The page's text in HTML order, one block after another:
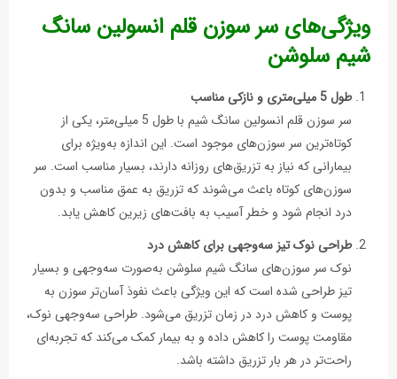
ویژگی‌های سر سوزن قلم انسولین سانگ
شیم سلوشن
طول 5 میلی‌متری و نازکی مناسب
سر سوزن قلم انسولین سانگ شیم با طول 5 میلی‌متر، یکی از
کوتاه‌ترین سر سوزن‌های موجود است. این اندازه به‌ویژه برای
بیمارانی که نیاز به تزریق‌های روزانه دارند، بسیار مناسب است. سر
سوزن‌های کوتاه باعث می‌شوند که تزریق به عمق مناسب و بدون
درد انجام شود و خطر آسیب به بافت‌های زیرین کاهش یابد.
طراحی نوک تیز سه‌وجهی برای کاهش درد
نوک سر سوزن‌های سانگ شیم سلوشن به‌صورت سه‌وجهی و بسیار
تیز طراحی شده است که این ویژگی باعث نفوذ آسان‌تر سوزن به
پوست و کاهش درد در زمان تزریق می‌شود. طراحی سه‌وجهی نوک،
مقاومت پوست را کاهش داده و به بیمار کمک می‌کند که تجربه‌ای
راحت‌تر در هر بار تزریق داشته باشد.